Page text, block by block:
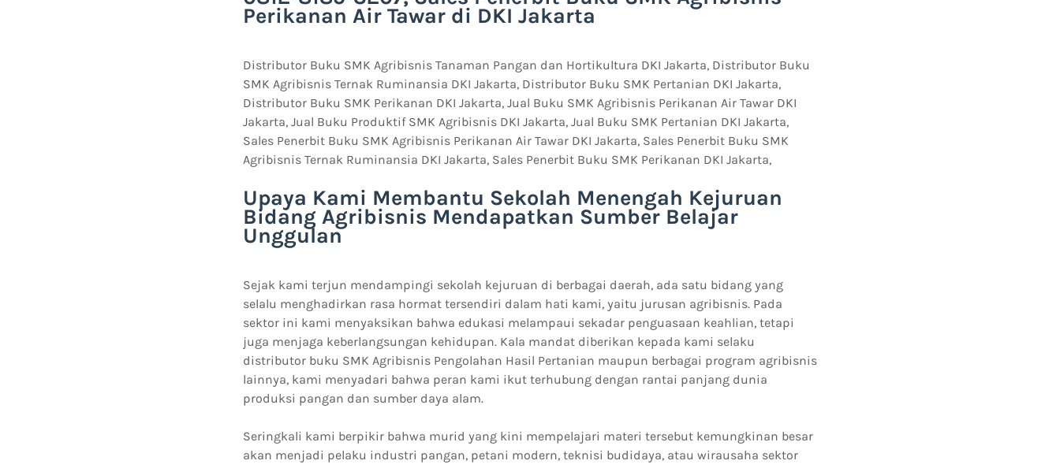
Perikanan Air Tawar di DKI Jakarta
Distributor Buku SMK Agribisnis Tanaman Pangan dan Hortikultura DKI Jakarta, Distributor Buku
SMK Agribisnis Ternak Ruminansia DKI Jakarta, Distributor Buku SMK Pertanian DKI Jakarta,
Distributor Buku SMK Perikanan DKI Jakarta, Jual Buku SMK Agribisnis Perikanan Air Tawar DKI
Jakarta, Jual Buku Produktif SMK Agribisnis DKI Jakarta, Jual Buku SMK Pertanian DKI Jakarta,
Sales Penerbit Buku SMK Agribisnis Perikanan Air Tawar DKI Jakarta, Sales Penerbit Buku SMK
Agribisnis Ternak Ruminansia DKI Jakarta, Sales Penerbit Buku SMK Perikanan DKI Jakarta,
Upaya Kami Membantu Sekolah Menengah Kejuruan
Bidang Agribisnis Mendapatkan Sumber Belajar
Unggulan
Sejak kami terjun mendampingi sekolah kejuruan di berbagai daerah, ada satu bidang yang
selalu menghadirkan rasa hormat tersendiri dalam hati kami, yaitu jurusan agribisnis. Pada
sektor ini kami menyaksikan bahwa edukasi melampaui sekadar penguasaan keahlian, tetapi
juga menjaga keberlangsungan kehidupan. Kala mandat diberikan kepada kami selaku
distributor buku SMK Agribisnis Pengolahan Hasil Pertanian maupun berbagai program agribisnis
lainnya, kami menyadari bahwa peran kami ikut terhubung dengan rantai panjang dunia
produksi pangan dan sumber daya alam.
Seringkali kami berpikir bahwa murid yang kini mempelajari materi tersebut kemungkinan besar
akan menjadi pelaku industri pangan, petani modern, teknisi budidaya, atau wirausaha sektor